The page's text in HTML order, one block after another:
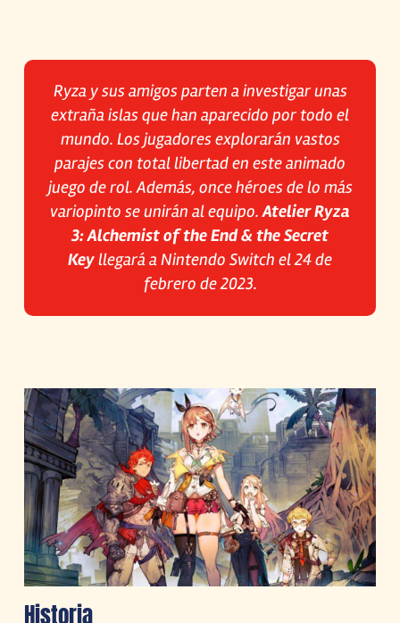
Ryza y sus amigos parten a investigar unas
extraña islas que han aparecido por todo el
mundo. Los jugadores explorarán vastos
parajes con total libertad en este animado
juego de rol. Además, once héroes de lo más
variopinto se unirán al equipo.Atelier Ryza
3: Alchemist of the End & the Secret
Keyllegará a Nintendo Switch el 24 de
febrero de 2023.
Historia